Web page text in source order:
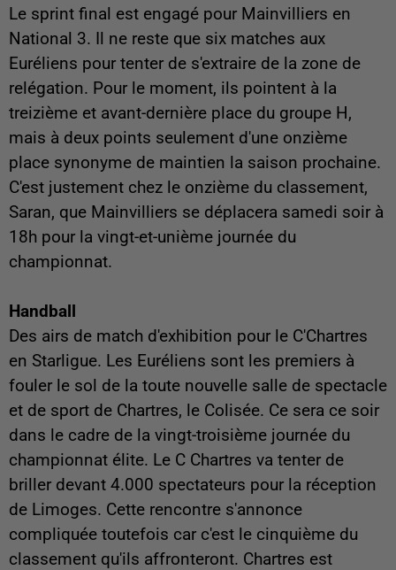
Le sprint final est engagé pour Mainvilliers en
National 3. Il ne reste que six matches aux
Euréliens pour tenter de s'extraire de la zone de
relégation. Pour le moment, ils pointent à la
treizième et avant-dernière place du groupe H,
mais à deux points seulement d'une onzième
place synonyme de maintien la saison prochaine.
C'est justement chez le onzième du classement,
Saran, que Mainvilliers se déplacera samedi soir à
18h pour la vingt-et-unième journée du
championnat.
Handball
Des airs de match d'exhibition pour le C'Chartres
en Starligue. Les Euréliens sont les premiers à
fouler le sol de la toute nouvelle salle de spectacle
et de sport de Chartres, le Colisée. Ce sera ce soir
dans le cadre de la vingt-troisième journée du
championnat élite. Le C Chartres va tenter de
briller devant 4.000 spectateurs pour la réception
de Limoges. Cette rencontre s'annonce
compliquée toutefois car c'est le cinquième du
classement qu'ils affronteront. Chartres est